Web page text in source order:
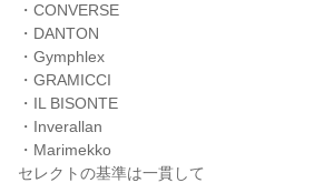
・CONVERSE
・DANTON
・Gymphlex
・GRAMICCI
・IL BISONTE
・Inverallan
・Marimekko
セレクトの基準は一貫して